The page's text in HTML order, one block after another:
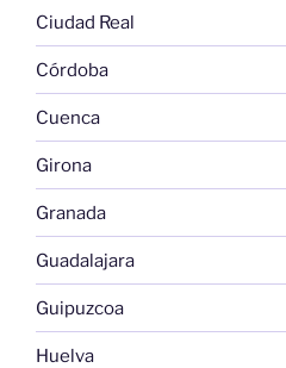
Ciudad Real
Córdoba
Cuenca
Girona
Granada
Guadalajara
Guipuzcoa
Huelva